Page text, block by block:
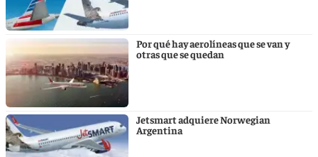
Por qué hay aerolíneas que se van y
otras que se quedan
Jetsmart adquiere Norwegian
Argentina